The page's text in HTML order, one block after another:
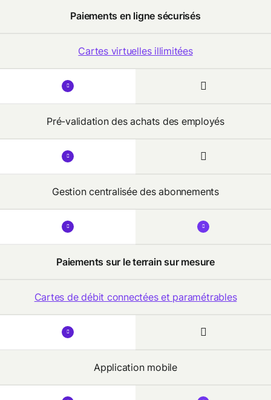
Paiements en ligne sécurisés
Cartes virtuelles illimitées
Pré-validation des achats des employés
Gestion centralisée des abonnements
Paiements sur le terrain sur mesure
Cartes de débit connectées et paramétrables
Application mobile